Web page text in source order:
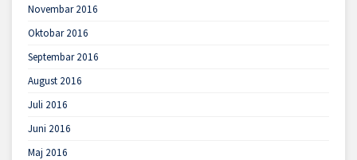
Novembar 2016
Oktobar 2016
Septembar 2016
August 2016
Juli 2016
Juni 2016
Maj 2016